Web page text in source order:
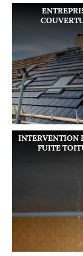
INTERVENTION
FUITE